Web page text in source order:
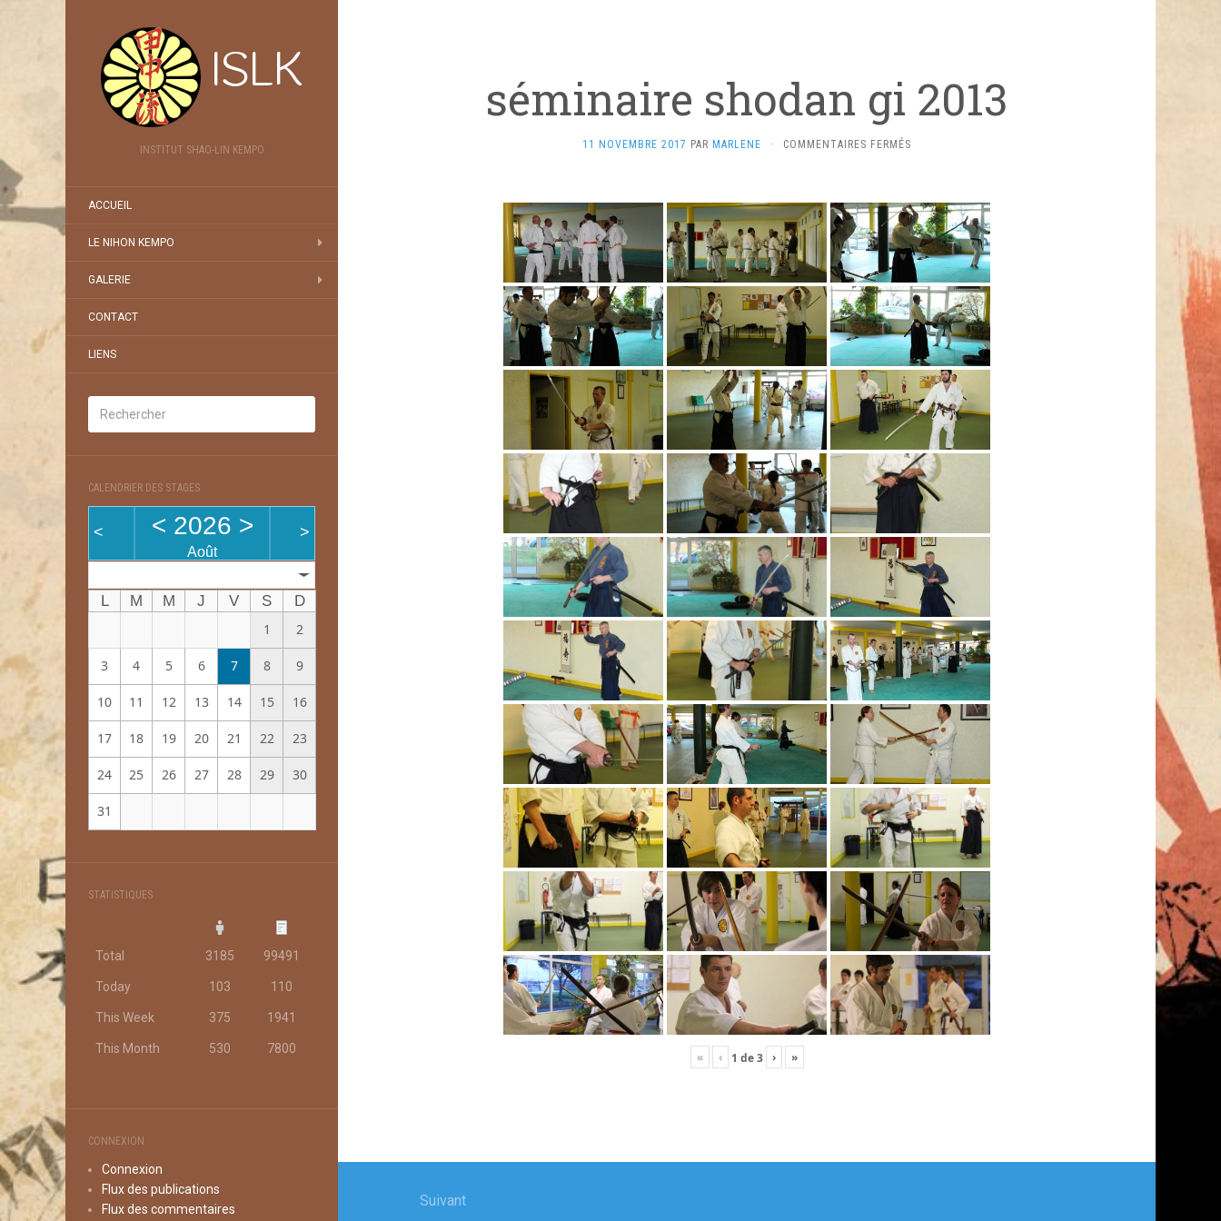
ISLK
INSTITUT SHAO-LIN KEMPO
ACCUEIL
LE NIHON KEMPO
GALERIE
CONTACT
LIENS
CALENDRIER DES STAGES
< < 2026 >
Août
>
L M M J V S
D
1
2
3 4 5 6 7 8 9
10 11 12 13 14 15 16
17 18 19 20 21 22 23
24 25 26 27 28 29 30
31
STATISTIQUES
Total 3185 99491
Today 103 110
This Week 375 1941
This Month 530 7800
CONNEXION
Connexion
Flux des publications
Flux des commentaires
séminaire shodan gi 2013
11 NOVEMBRE 2017 PAR MARLENE · COMMENTAIRES FERMÉS
2013
« ‹ 1 de3 › »
Suivant